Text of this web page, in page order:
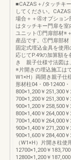
■CAZAS＋/タッチキ
してください。
場合＋＋④オプション
はタッチキー門扉を
ユニット①門扉部材※
産品です。①門扉部
固定式埋込金具を使
応じてP.49の加算額
き 親子仕様寸法図は
※片開きの埋込施工は
W1×H）両開き親子仕
形材柱04・08-12400・
800×1,200￥251,300
700×1,200￥251,300
900×1,200￥258,500
800×1,400￥264,000
700×1,400￥264,000
900×1,400￥271,200
900×1,600￥284,400
（W1×H）片開き柱
12700×1,200￥
12800×1,200￥